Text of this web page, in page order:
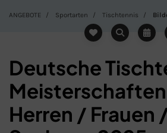
ANGEBOTE Sportarten Tischtennis
Deutsche
Herren / Frauen